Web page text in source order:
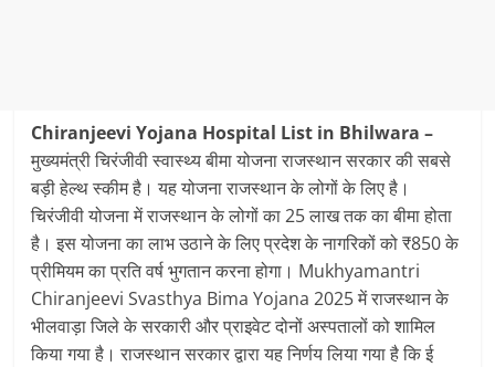
Chiranjeevi Yojana Hospital List in Bhilwara –
मुख्यमंत्री चिरंजीवी स्वास्थ्य बीमा योजना राजस्थान सरकार की सबसे
बड़ी हेल्थ स्कीम है। यह योजना राजस्‍थान के लोगों के लिए है।
चिरंजीवी योजना में राजस्‍थान के लोगों का 25 लाख तक का बीमा होता
है। इस योजना का लाभ उठाने के लिए प्रदेश के नागरिकों को ₹850 के
प्रीमियम का प्रति वर्ष भुगतान करना होगा। Mukhyamantri
Chiranjeevi Svasthya Bima Yojana 2025 में राजस्‍थान के
भीलवाड़ा जिले के सरकारी और प्राइवेट दोनों अस्‍पतालों को शामिल
किया गया है। राजस्थान सरकार द्वारा यह निर्णय लिया गया है कि ई